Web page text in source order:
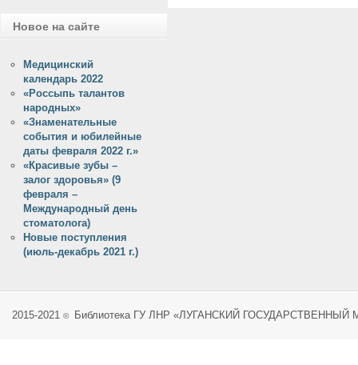
Новое на сайте
Медицинский
календарь 2022
«Россыпь талантов
народных»
«Знаменательные
события и юбилейные
даты февраля 2022 г.»
«Красивые зубы –
залог здоровья» (9
февраля –
Международный день
стоматолога)
Новые поступления
(июль-декабрь 2021 г.)
2015-2021 © Библиотека ГУ ЛНР «ЛУГАНСКИЙ